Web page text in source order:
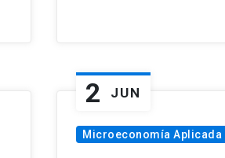
2 JUN
Microeconomía Aplicada